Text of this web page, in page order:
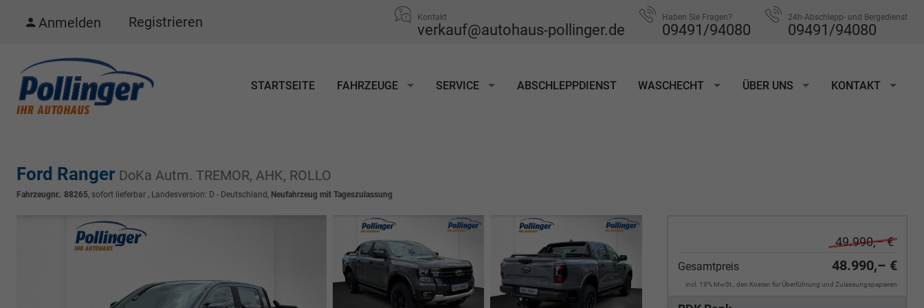
Anmelden Registrieren Kontakt
verkauf@autohaus-pollinger.de
Haben Sie Fragen?
09491/94080
24h-Abschlepp- und Bergedienst
09491/94080
STARTSEITE FAHRZEUGE SERVICE ABSCHLEPPDIENST WASCHECHT ÜBER UNS KONTAKT
Ford Ranger DoKa Autm. TREMOR, AHK, ROLLO
Fahrzeugnr.: 88265 sofort lieferbar , Landesversion: D - Deutschland, Neufahrzeug mit Tageszulassung
49.990,– €
Gesamtpreis 48.990,– €
incl. 19% MwSt., den Kosten für Überführung und Zulassungspapieren